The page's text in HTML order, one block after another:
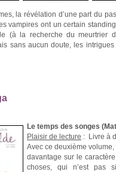
la révélation d’une part du
vampires ont un certain
(à la recherche du
sans aucun doute, les
Le temps des songes
Plaisir de lecture : Livre à
Avec ce deuxième
davantage sur le
choses, qui n’est pas